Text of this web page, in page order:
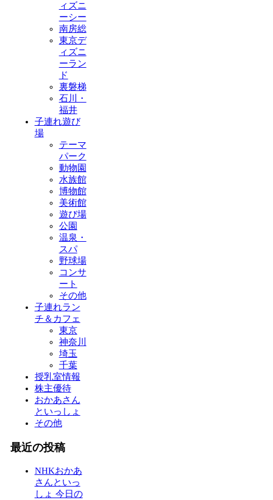
ィズニ
ーシー
南房総
東京デ
ィズニ
ーラン
ド
裏磐梯
石川・
福井
子連れ遊び
場
テーマ
パーク
動物園
水族館
博物館
美術館
遊び場
公園
温泉・
スパ
野球場
コンサ
ート
その他
子連れラン
チ＆カフェ
東京
神奈川
埼玉
千葉
授乳室情報
株主優待
おかあさん
といっしょ
その他
最近の投稿
NHKおかあ
さんといっ
しょ 今日の